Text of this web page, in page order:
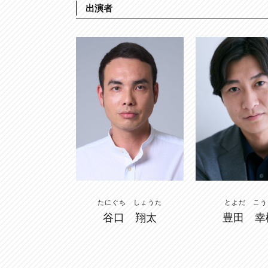
出演者
たにぐち しょうた
谷口 翔太
とよだ こう
豊田 幸